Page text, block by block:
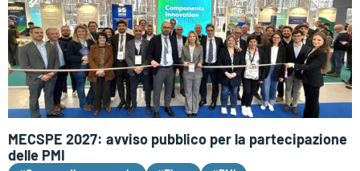
MECSPE 2027: avviso pubblico per la partecipazione
delle PMI